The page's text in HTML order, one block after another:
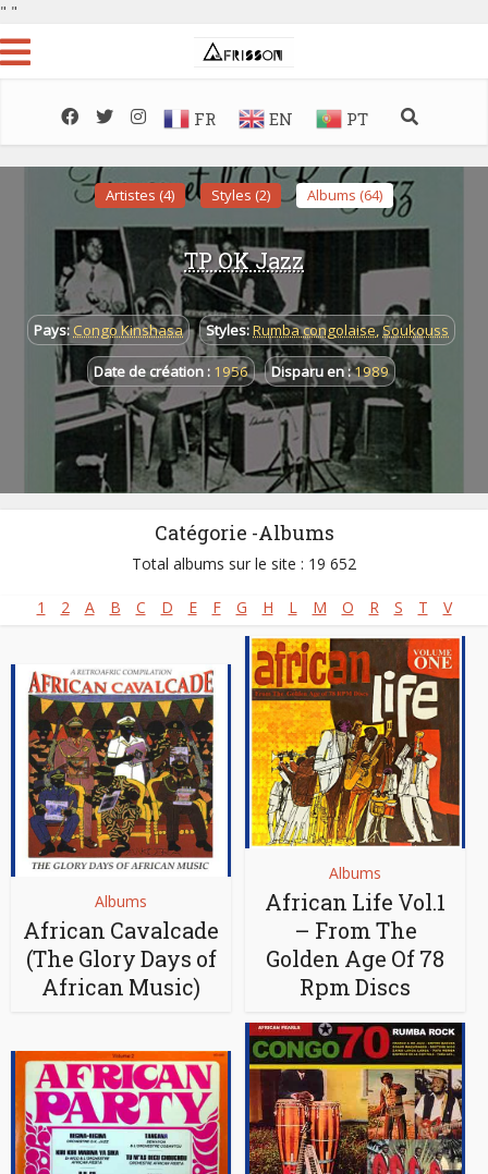
" "
FR EN PT
Artistes (4) Styles (2) Albums (64)
TP OK Jazz
Pays: Congo Kinshasa Styles:Rumba congolaise,Soukouss
Date de création : 1956 Disparu en :1989
Catégorie -Albums
Total albums sur le site : 19 652
1 2 A B C D E F G H L M O R S T V
Albums
African Cavalcade
(The Glory Days of
African Music)
Albums
African Life Vol.1
– From The
Golden Age Of 78
Rpm Discs